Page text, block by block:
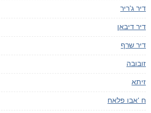
דיר ג'ריר
דיר דיבאן
דיר שרף
זובובה
זיתא
ח 'אבו פלאח